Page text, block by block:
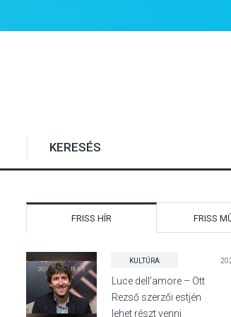
FRISS HÍR FRISS
KULTÚRA
Luce dell’amore – Ott
Rezső szerzői estjén
lehet részt venni